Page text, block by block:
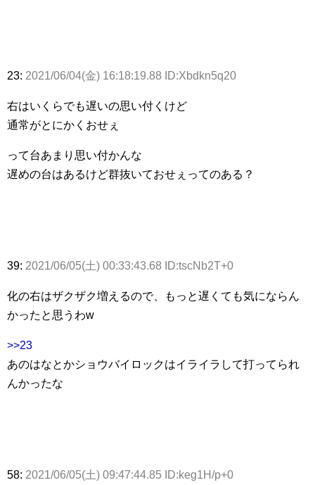
23: 2021/06/04(金) 16:18:19.88 ID:Xbdkn5q20
右はいくらでも遅いの思い付くけど
通常がとにかくおせぇ
って台あまり思い付かんな
遅めの台はあるけど群抜いておせぇってのある？
39: 2021/06/05(土) 00:33:43.68 ID:tscNb2T+0
化の右はザクザク増えるので、もっと遅くても気にならん
かったと思うわw
>>23
あのはなとかショウバイロックはイライラして打ってられ
んかったな
58: 2021/06/05(土) 09:47:44.85 ID:keg1H/p+0